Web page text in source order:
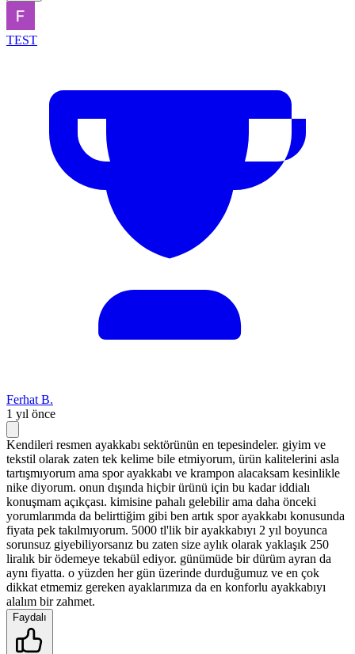
TEST
Ferhat B.
1 yıl önce
Kendileri resmen ayakkabı sektörünün en tepesindeler. giyim ve
tekstil olarak zaten tek kelime bile etmiyorum, ürün kalitelerini asla
tartışmıyorum ama spor ayakkabı ve krampon alacaksam kesinlikle
nike diyorum. onun dışında hiçbir ürünü için bu kadar iddialı
konuşmam açıkçası. kimisine pahalı gelebilir ama daha önceki
yorumlarımda da belirttiğim gibi ben artık spor ayakkabı konusunda
fiyata pek takılmıyorum. 5000 tl'lik bir ayakkabıyı 2 yıl boyunca
sorunsuz giyebiliyorsanız bu zaten size aylık olarak yaklaşık 250
liralık bir ödemeye tekabül ediyor. günümüde bir dürüm ayran da
aynı fiyatta. o yüzden her gün üzerinde durduğumuz ve en çok
dikkat etmemiz gereken ayaklarımıza da en konforlu ayakkabıyı
alalım bir zahmet.
Faydalı